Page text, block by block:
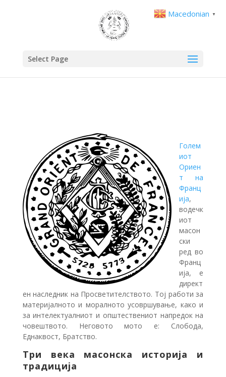
Select Page
Голем
иот
Ориен
т на
Франц
ија,
водечк
иот
масон
ски
ред во
Франц
ија, е
директ
ен наследник на Просветителството. Тој работи за
материјалното и моралното усовршување, како и
за интелектуалниот и општествениот напредок на
човештвото. Неговото мото е: Слобода,
Еднаквост, Братство.
Три века масонска историја и
традиција
Macedonian ▼